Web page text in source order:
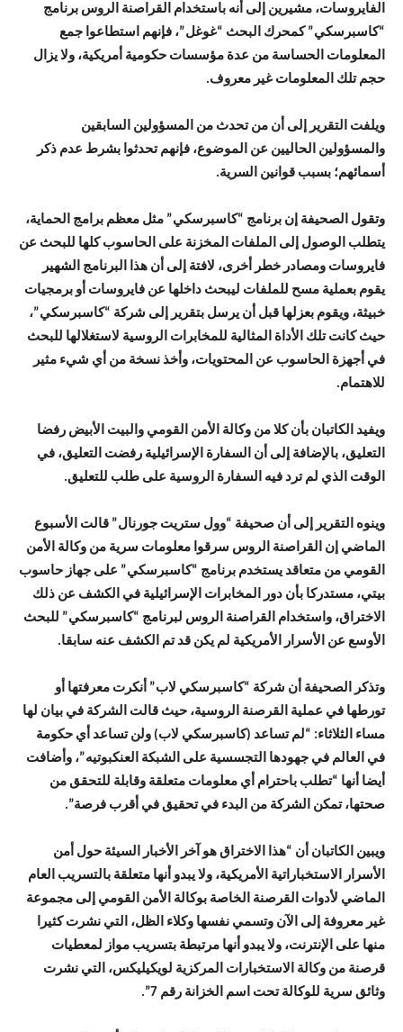
الفايروسات، مشيرين إلى أنه باستخدام القراصنة الروس برنامج
“كاسبرسكي” كمحرك البحث “غوغل”، فإنهم استطاعوا جمع
المعلومات الحساسة من عدة مؤسسات حكومية أمريكية، ولا يزال
حجم تلك المعلومات غير معروف.
ويلفت التقرير إلى أن من تحدث من المسؤولين السابقين
والمسؤولين الحاليين عن الموضوع، فإنهم تحدثوا بشرط عدم ذكر
أسمائهم؛ بسبب قوانين السرية.
وتقول الصحيفة إن برنامج “كاسبرسكي” مثل معظم برامج الحماية،
يتطلب الوصول إلى الملفات المخزنة على الحاسوب كلها للبحث عن
فايروسات ومصادر خطر أخرى، لافتة إلى أن هذا البرنامج الشهير
يقوم بعملية مسح للملفات ليبحث داخلها عن فايروسات أو برمجيات
خبيثة، ويقوم بعزلها قبل أن يرسل بتقرير إلى شركة “كاسبرسكي”،
حيث كانت تلك الأداة المثالية للمخابرات الروسية لاستغلالها للبحث
في أجهزة الحاسوب عن المحتويات، وأخذ نسخة من أي شيء مثير
للاهتمام.
ويفيد الكاتبان بأن كلا من وكالة الأمن القومي والبيت الأبيض رفضا
التعليق، بالإضافة إلى أن السفارة الإسرائيلية رفضت التعليق، في
الوقت الذي لم ترد فيه السفارة الروسية على طلب للتعليق.
وينوه التقرير إلى أن صحيفة “وول ستريت جورنال” قالت الأسبوع
الماضي إن القراصنة الروس سرقوا معلومات سرية من وكالة الأمن
القومي من متعاقد يستخدم برنامج “كاسبرسكي” على جهاز حاسوب
بيتي، مستدركا بأن دور المخابرات الإسرائيلية في الكشف عن ذلك
الاختراق، واستخدام القراصنة الروس لبرنامج “كاسبرسكي” للبحث
الأوسع عن الأسرار الأمريكية لم يكن قد تم الكشف عنه سابقا.
وتذكر الصحيفة أن شركة “كاسبرسكي لاب” أنكرت معرفتها أو
تورطها في عملية القرصنة الروسية، حيث قالت الشركة في بيان لها
مساء الثلاثاء: “لم تساعد (كاسبرسكي لاب) ولن تساعد أي حكومة
في العالم في جهودها التجسسية على الشبكة العنكبوتيه”، وأضافت
أيضا أنها “تطلب باحترام أي معلومات متعلقة وقابلة للتحقق من
صحتها، تمكن الشركة من البدء في تحقيق في أقرب فرصة”.
ويبين الكاتبان أن “هذا الاختراق هو آخر الأخبار السيئة حول أمن
الأسرار الاستخباراتية الأمريكية، ولا يبدو أنها متعلقة بالتسريب العام
الماضي لأدوات القرصنة الخاصة بوكالة الأمن القومي إلى مجموعة
غير معروفة إلى الآن وتسمي نفسها وكلاء الظل، التي نشرت كثيرا
منها على الإنترنت، ولا يبدو أنها مرتبطة بتسريب مواز لمعطيات
قرصنة من وكالة الاستخبارات المركزية لويكيليكس، التي نشرت
وثائق سرية للوكالة تحت اسم الخزانة رقم 7”.